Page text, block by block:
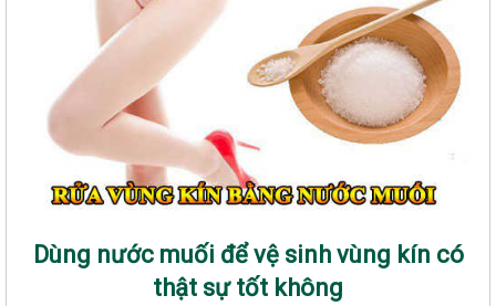
Dùng nước muối để vệ sinh vùng kín có
thật sự tốt không